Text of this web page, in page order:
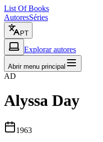
List Of Books
AutoresSéries
PT
Explorar autores
Abrir menu principal
AD
Alyssa Day
1963